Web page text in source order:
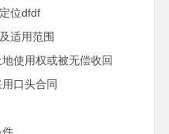
位dfdf
适用范围
使用权或被无偿收回
口头合同